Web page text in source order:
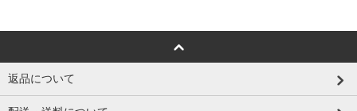
返品について